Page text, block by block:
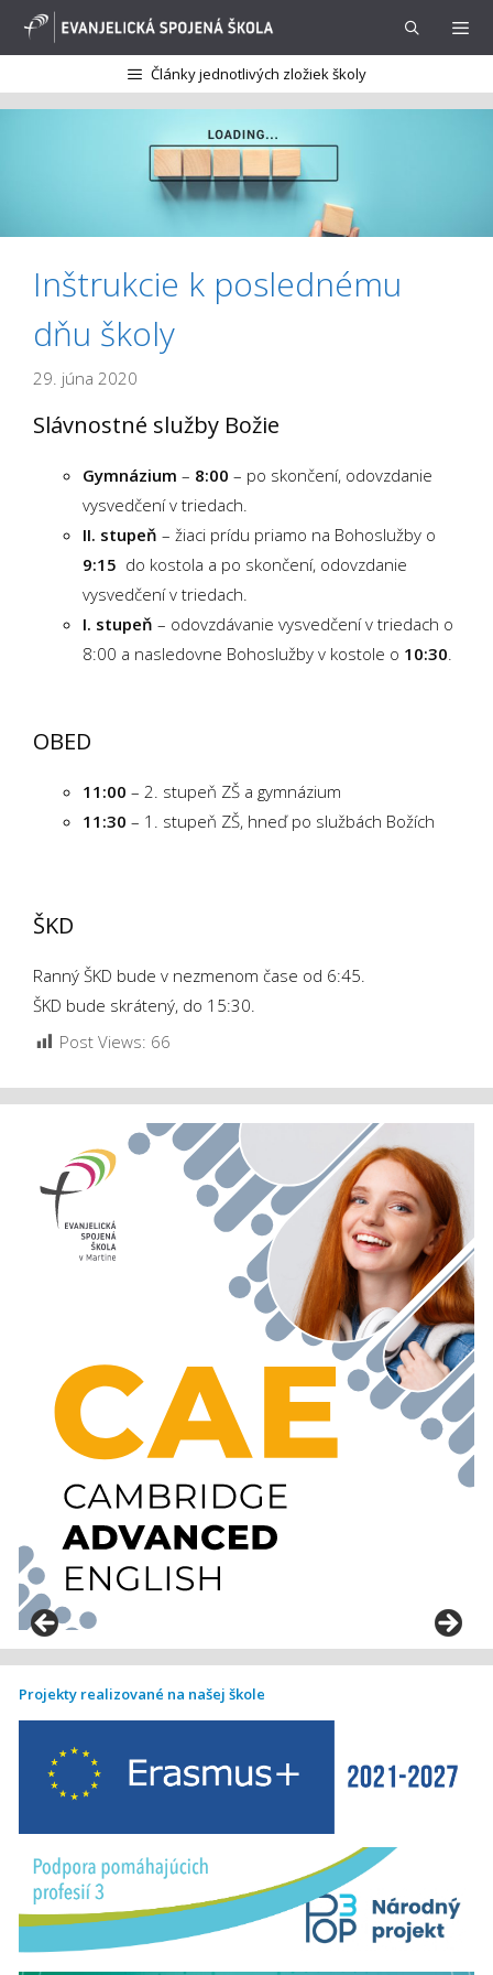
Preskočiť
Články jednotlivých zložiek školy
Inštrukcie k poslednému
dňu školy
29. júna 2020
Slávnostné služby Božie
Gymnázium – 8:00 – po skončení, odovzdanie
vysvedčení v triedach.
II. stupeň – žiaci prídu priamo na Bohoslužby o
9:15 do kostola a po skončení, odovzdanie
vysvedčení v triedach.
I. stupeň – odovzdávanie vysvedčení v triedach o
8:00 a nasledovne Bohoslužby v kostole o 10:30
OBED
11:00 – 2. stupeň ZŠ a gymnázium
11:30 – 1. stupeň ZŠ, hneď po službách Božích
ŠKD
Ranný ŠKD bude v nezmenom čase od 6:45.
ŠKD bude skrátený, do 15:30.
Post Views: 66
Projekty realizované na našej škole